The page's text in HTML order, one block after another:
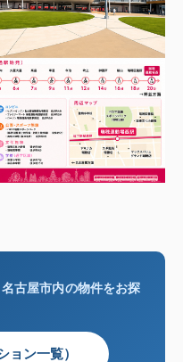
古屋市内の物件をお探
ョン一覧）